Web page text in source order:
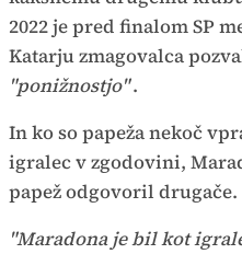
2022 je pred finalom SP
Katarju zmagovalca
"ponižnostjo".
In ko so papeža nekoč
igralec v zgodovini,
papež odgovoril drugače.
"Maradona je bil kot